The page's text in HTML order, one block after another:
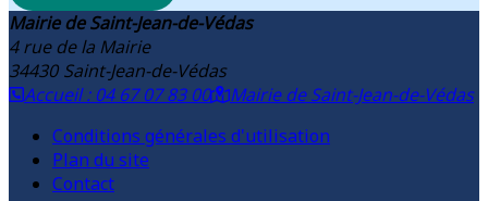
Mairie de Saint-Jean-de-Védas
4 rue de la Mairie
34430 Saint-Jean-de-Védas
Accueil : 04 67 07 83 00
Mairie de Saint-Jean-de-Védas
Conditions générales d'utilisation
Plan du site
Contact